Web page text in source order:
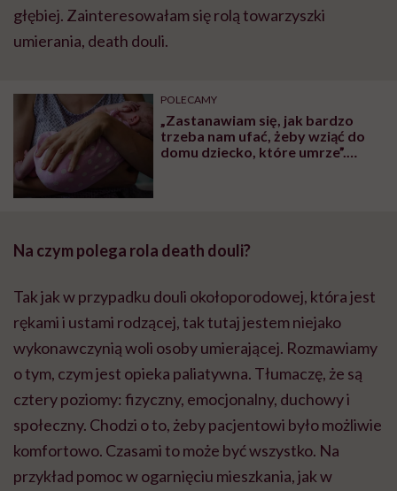
głębiej. Zainteresowałam się rolą towarzyszki
umierania, death douli.
POLECAMY
„Zastanawiam się, jak bardzo
trzeba nam ufać, żeby wziąć do
domu dziecko, które umrze”.
Na czym polega rola death douli?
Tak jak w przypadku douli okołoporodowej, która jest
rękami i ustami rodzącej, tak tutaj jestem niejako
wykonawczynią woli osoby umierającej. Rozmawiamy
o tym, czym jest opieka paliatywna. Tłumaczę, że są
cztery poziomy: fizyczny, emocjonalny, duchowy i
społeczny. Chodzi o to, żeby pacjentowi było możliwie
komfortowo. Czasami to może być wszystko. Na
przykład pomoc w ogarnięciu mieszkania, jak w